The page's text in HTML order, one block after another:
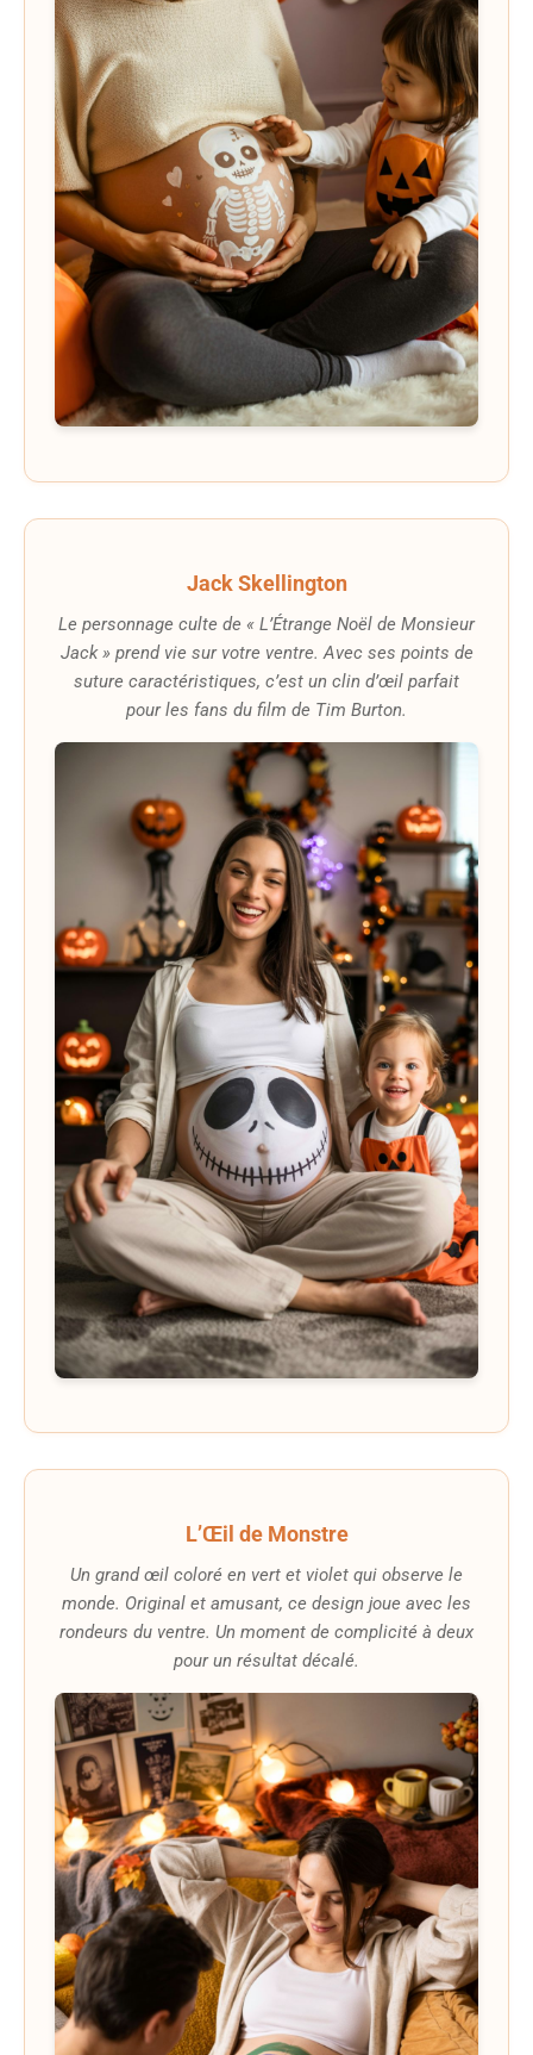
Jack Skellington
Le personnage culte de « L’Étrange Noël de Monsieur
Jack » prend vie sur votre ventre. Avec ses points de
suture caractéristiques, c’est un clin d’œil parfait
pour les fans du film de Tim Burton.
L’Œil de Monstre
Un grand œil coloré en vert et violet qui observe le
monde. Original et amusant, ce design joue avec les
rondeurs du ventre. Un moment de complicité à deux
pour un résultat décalé.